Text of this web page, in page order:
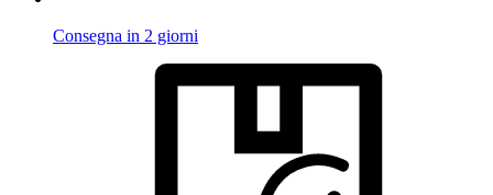
Consegna in 2 giorni